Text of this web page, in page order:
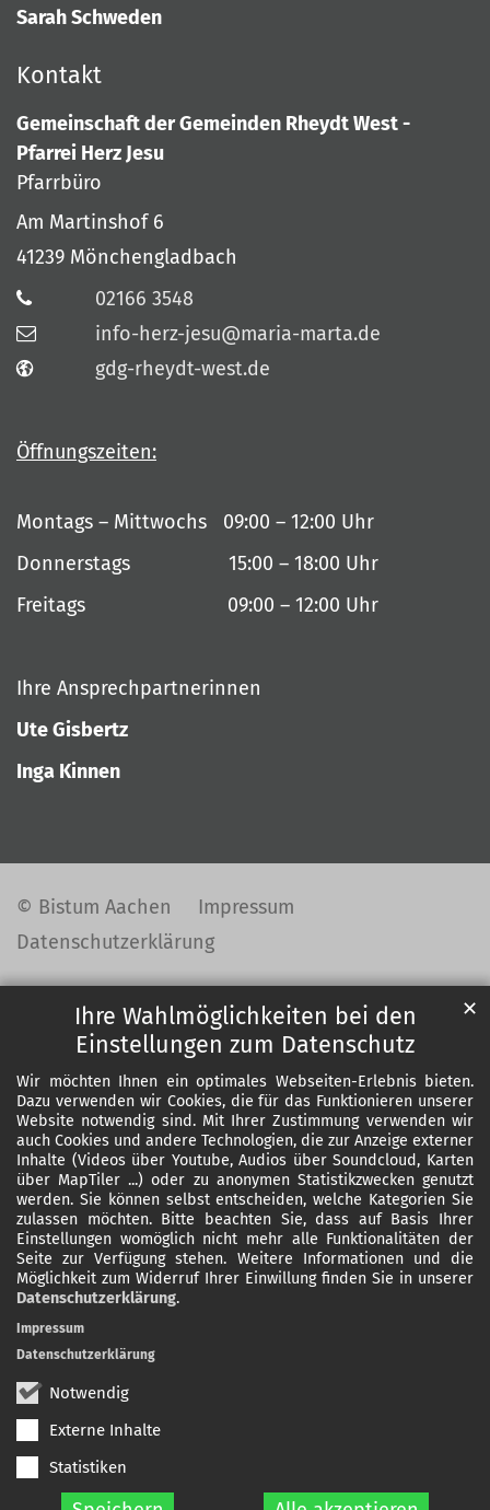
Ihre Wahlmöglichkeiten bei den
Einstellungen zum Datenschutz
Wir möchten Ihnen ein optimales Webseiten-Erlebnis bieten.
Dazu verwenden wir Cookies, die für das Funktionieren unserer
Website notwendig sind. Mit Ihrer Zustimmung verwenden wir
auch Cookies und andere Technologien, die zur Anzeige externer
Inhalte (Videos über Youtube, Audios über Soundcloud, Karten
über MapTiler ...) oder zu anonymen Statistikzwecken genutzt
werden. Sie können selbst entscheiden, welche Kategorien Sie
zulassen möchten. Bitte beachten Sie, dass auf Basis Ihrer
Einstellungen womöglich nicht mehr alle Funktionalitäten der
Seite zur Verfügung stehen. Weitere Informationen und die
Möglichkeit zum Widerruf Ihrer Einwillung finden Sie in unserer
Datenschutzerklärung.
Notwendig
Externe Inhalte
Statistiken
✕
Impressum
Datenschutzerklärung
Sarah Schweden
Kontakt
Gemeinschaft der Gemeinden Rheydt West -
Pfarrei Herz Jesu
Pfarrbüro
Am Martinshof 6
41239 Mönchengladbach
02166 3548
info-herz-jesu@maria-marta.de
gdg-rheydt-west.de
Öffnungszeiten:
Montags – Mittwochs 09:00 – 12:00 Uhr
Donnerstags 15:00 – 18:00 Uhr
Freitags 09:00 – 12:00 Uhr
Ihre Ansprechpartnerinnen
Ute Gisbertz
Inga Kinnen
© Bistum Aachen
Impressum
Datenschutzerklärung